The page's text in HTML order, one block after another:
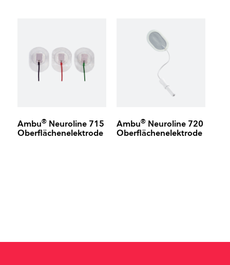
Ambu® Neuroline 715
Oberflächenelektrode
Ambu®Neuroline 720
Oberflächenelektrode